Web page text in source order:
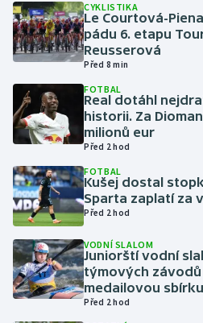
Gymnastika
Jezdectví
Judo
Krasobruslení
Lezení
Lyže a snowboard
Moderní pětiboj
CYKLISTIKA
Le Courtová-
pádu 6. etapu
Reusserová
Před 8 min
FOTBAL
Real dotáhl
historii. Za
milionů eur
Před 2 hod
FOTBAL
Kušej dostal
Sparta zaplatí za
Před 2 hod
VODNÍ SLALOM
Juniorští vodní
týmových závodů
medailovou sbírku
Před 2 hod